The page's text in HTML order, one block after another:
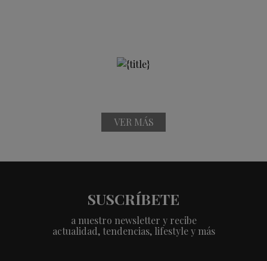
VER MÁS
SUSCRÍBETE
a nuestro newsletter y recibe
actualidad, tendencias, lifestyle y más